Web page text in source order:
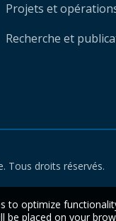
Projets et
Recherche et
Tous droits réservés.
to optimize
be placed on your